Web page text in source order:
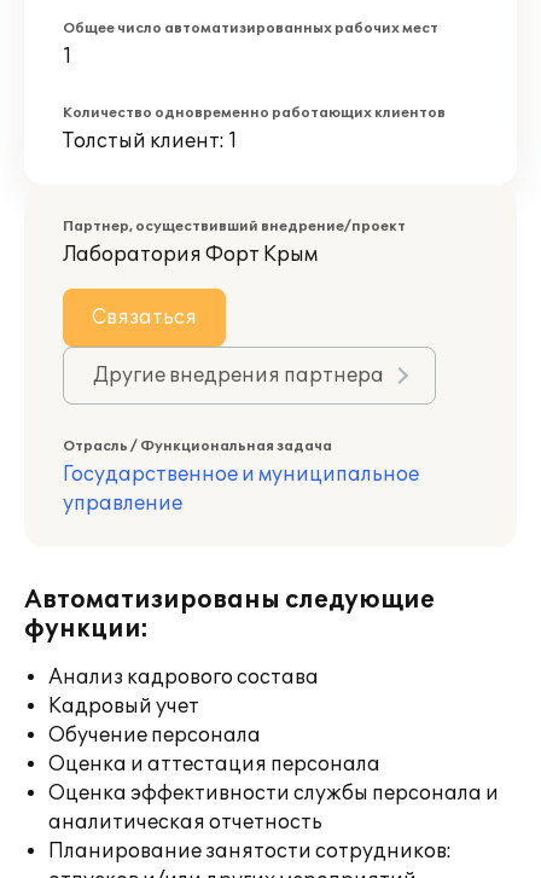
Общее число автоматизированных рабочих мест
1
Количество одновременно работающих клиентов
Толстый клиент: 1
Партнер, осуществивший внедрение/проект
Лаборатория Форт Крым
Связаться
Другие внедрения партнера
Отрасль / Функциональная задача
Государственное и муниципальное
управление
Автоматизированы следующие
функции:
Анализ кадрового состава
Кадровый учет
Обучение персонала
Оценка и аттестация персонала
Оценка эффективности службы персонала и
аналитическая отчетность
Планирование занятости сотрудников: